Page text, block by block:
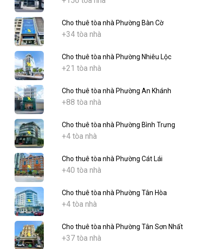
Cho thuê tòa nhà Phường Bàn Cờ
+34 tòa nhà
Cho thuê tòa nhà Phường Nhiêu Lộc
+21 tòa nhà
Cho thuê tòa nhà Phường An Khánh
+88 tòa nhà
Cho thuê tòa nhà Phường Bình Trưng
+4 tòa nhà
Cho thuê tòa nhà Phường Cát Lái
+40 tòa nhà
Cho thuê tòa nhà Phường Tân Hòa
+4 tòa nhà
Cho thuê tòa nhà Phường Tân Sơn Nhất
+37 tòa nhà